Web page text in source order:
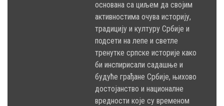
основана са циљем да својим
активностима очува историју,
традицију и културу Србије и
подсети на лепе и светле
тренутке српске историје како
би инспирисали садашње и
будуће грађане Србије, њихово
достојанство и националне
вредности које су временом